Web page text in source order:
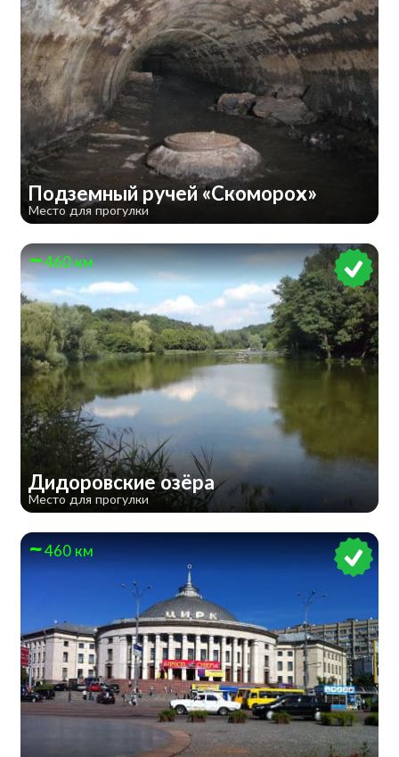
Подземный ручей «Скоморох»
Место для прогулки
460 км
Дидоровские озёра
Место для прогулки
460 км